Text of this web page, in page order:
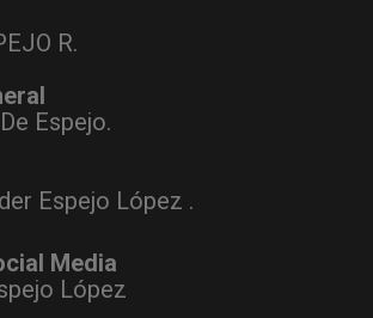
R.
Espejo.
Espejo López .
Media
López